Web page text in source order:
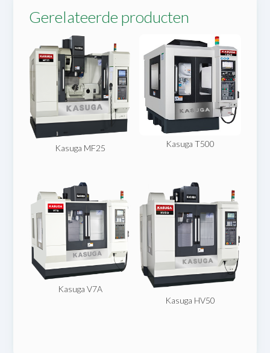
Gerelateerde producten
Kasuga MF25 Kasuga T500
Kasuga V7A
Kasuga HV50